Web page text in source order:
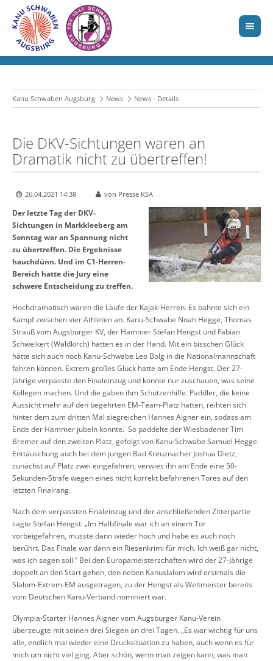
Kanu Schwaben Augsburg News News - Details
Die DKV-Sichtungen waren an
Dramatik nicht zu übertreffen!
26.04.2021 14:38 von Presse KSA
Der letzte Tag der DKV-
Sichtungen in Markkleeberg am
Sonntag war an Spannung nicht
zu übertreffen. Die Ergebnisse
hauchdünn. Und im C1-Herren-
Bereich hatte die Jury eine
schwere Entscheidung zu treffen.
Hochdramatisch waren die Läufe der Kajak-Herren. Es bahnte sich ein
Kampf zwischen vier Athleten an. Kanu-Schwabe Noah Hegge, Thomas
Strauß vom Augsburger KV, der Hammer Stefan Hengst und Fabian
Schweikert (Waldkirch) hatten es in der Hand. Mit ein bisschen Glück
hätte sich auch noch Kanu-Schwabe Leo Bolg in die Nationalmannschaft
fahren können. Extrem großes Glück hatte am Ende Hengst. Der 27-
Jährige verpasste den Finaleinzug und konnte nur zuschauen, was seine
Kollegen machen. Und die gaben ihm Schützenhilfe. Paddler, die keine
Aussicht mehr auf den begehrten EM-Team-Platz hatten, reihten sich
hinter dem zum dritten Mal siegreichen Hannes Aigner ein, sodass am
Ende der Hammer jubeln konnte. So paddelte der Wiesbadener Tim
Bremer auf den zweiten Platz, gefolgt von Kanu-Schwabe Samuel Hegge.
Enttäuschung auch bei dem jungen Bad Kreuznacher Joshua Dietz,
zunächst auf Platz zwei eingefahren, verwies ihn am Ende eine 50-
Sekunden-Strafe wegen eines nicht korrekt befahrenen Tores auf den
letzten Finalrang.
Nach dem verpassten Finaleinzug und der anschließenden Zitterpartie
sagte Stefan Hengst: „Im Halbfinale war ich an einem Tor
vorbeigefahren, musste dann wieder hoch und habe es auch noch
berührt. Das Finale war dann ein Riesenkrimi für mich. Ich weiß gar nicht,
was ich sagen soll.“ Bei den Europameisterschaften wird der 27-Jährige
doppelt an den Start gehen, den neben Kanuslalom wird erstmals die
Slalom-Extrem-EM ausgetragen, zu der Hengst als Weltmeister bereits
vom Deutschen Kanu-Verband nominiert war.
Olympia-Starter Hannes Aigner vom Augsburger Kanu-Verein
überzeugte mit seinen drei Siegen an drei Tagen. „Es war wichtig für uns
alle, endlich mal wieder eine Drucksituation zu haben, auch wenn es für
mich um nicht viel ging. Aber schön, wenn man zeigen kann, was man